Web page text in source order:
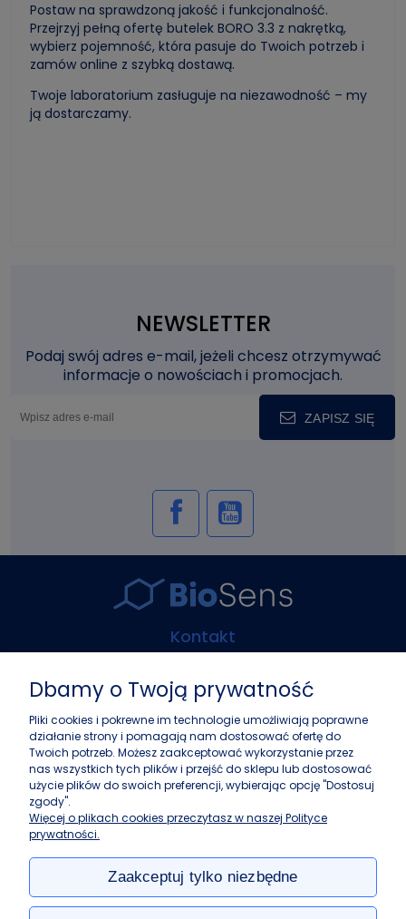
Postaw na sprawdzoną jakość i funkcjonalność.
Przejrzyj pełną ofertę butelek BORO 3.3 z nakrętką,
wybierz pojemność, która pasuje do Twoich potrzeb i
zamów online z szybką dostawą.
Twoje laboratorium zasługuje na niezawodność – my
ją dostarczamy.
NEWSLETTER
Podaj swój adres e-mail, jeżeli chcesz otrzymywać
informacje o nowościach i promocjach.
ZAPISZ SIĘ
Kontakt
ul. Górczewska 216
01-460 Warszawa
+48 22 243 37 87
info@biosens.pl
Pomoc
Moje konto
Dbamy o Twoją prywatność
Pliki cookies i pokrewne im technologie umożliwiają poprawne
działanie strony i pomagają nam dostosować ofertę do
Twoich potrzeb. Możesz zaakceptować wykorzystanie przez
nas wszystkich tych plików i przejść do sklepu lub dostosować
użycie plików do swoich preferencji, wybierając opcję "Dostosuj
zgody".
Więcej o plikach cookies przeczytasz w naszej Polityce
prywatności.
Zaakceptuj tylko niezbędne